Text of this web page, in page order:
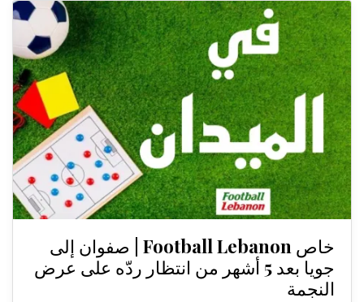
خاص Football Lebanon | صفوان إلى
جويا بعد 5 أشهر من انتظار ردّه على عرض
النجمة